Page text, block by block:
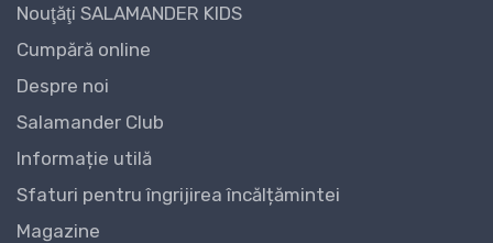
Nouţăţi SALAMANDER KIDS
Cumpără online
Despre noi
Salamander Club
Informație utilă
Sfaturi pentru îngrijirea încălțămintei
Magazine